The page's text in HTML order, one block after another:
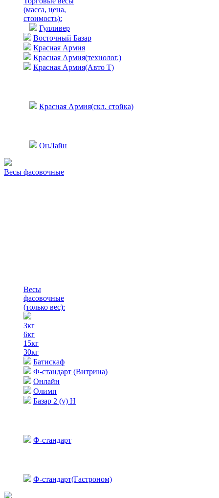
(масса, цена,
стоимость):
Гулливер
Восточный Базар
Красная Армия
Красная Армия(технолог.)
Красная Армия(Авто Т)
Красная Армия(скл. стойка)
ОнЛайн
Весы фасовочные
Весы
фасовочные
(только вес):
3кг
6кг
15кг
30кг
Батискаф
Ф-стандарт (Витрина)
Онлайн
Олимп
Базар 2 (у) Н
Ф-стандарт
Ф-стандарт(Гастроном)